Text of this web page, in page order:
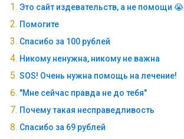
Это сайт издевательств, а не помощи 😭
Помогите
Спасибо за 100 рублей
Никому ненужна, никому не важна
SOS! Очень нужна помощь на лечение!
"Мне сейчас правда не до тебя"
Почему такая несправедливость
Спасибо за 69 рублей